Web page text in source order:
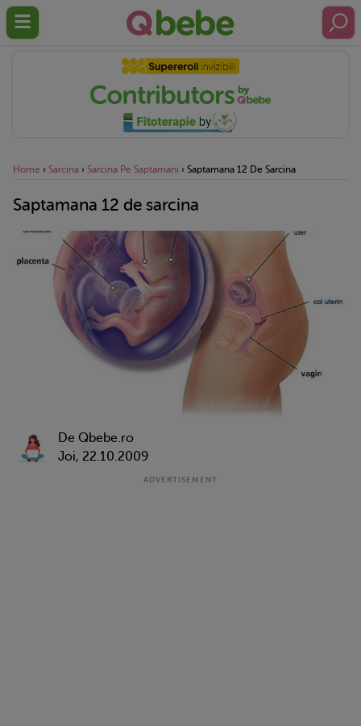
Home › Sarcina › Sarcina Pe Saptamani › Saptamana 12 De Sarcina
Saptamana 12 de sarcina
De Qbebe.ro
Joi, 22.10.2009